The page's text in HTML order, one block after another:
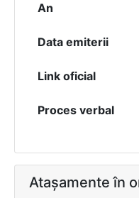
An
Data emiterii
Link oficial
Proces verbal
Atașamente în